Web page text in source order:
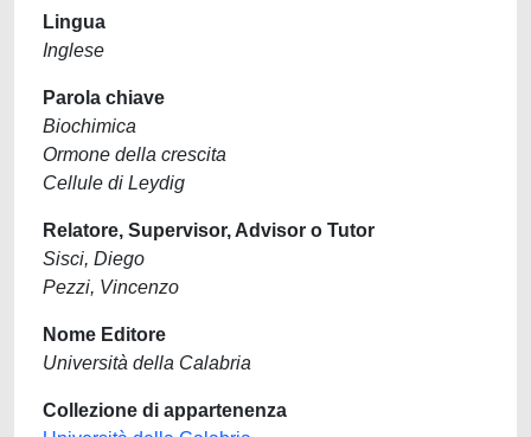
Lingua
Inglese
Parola chiave
Biochimica
Ormone della crescita
Cellule di Leydig
Relatore, Supervisor, Advisor o Tutor
Sisci, Diego
Pezzi, Vincenzo
Nome Editore
Università della Calabria
Collezione di appartenenza